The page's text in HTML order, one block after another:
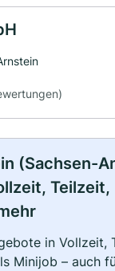
(Sachsen-
Teilzeit,
in Vollzeit,
Minijob – auch